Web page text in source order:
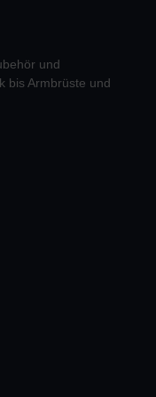
und
bis Armbrüste und